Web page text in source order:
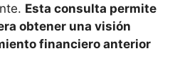
Esta consulta permite
obtener una visión
financiero anterior